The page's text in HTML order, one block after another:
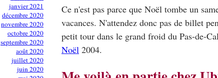
janvier 2021
décembre 2020
novembre 2020
octobre 2020
septembre 2020
août 2020
juillet 2020
juin 2020
Ce n'est pas parce que Noël tombe un
vacances. N'attendez donc pas de billet
petit tour dans le grand froid du Pas-de-
Noël 2004.